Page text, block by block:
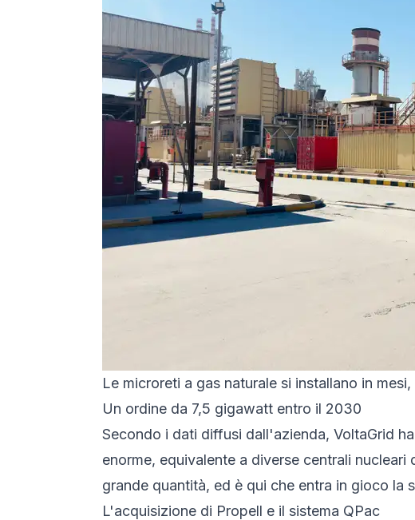
Le microreti a gas naturale si installano in
Un ordine da 7,5 gigawatt entro il 2030
Secondo i dati diffusi dall'azienda, VoltaGrid
enorme, equivalente a diverse centrali
grande quantità, ed è qui che entra in gioco la
L'acquisizione di Propell e il sistema QPac